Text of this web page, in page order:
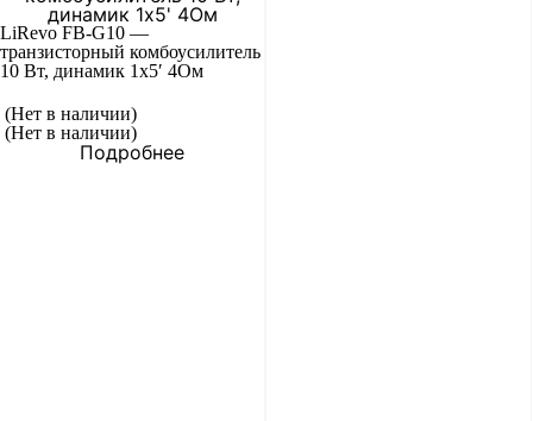
LiRevo FB-G10 —
транзисторный комбоусилитель
10 Вт, динамик 1х5′ 4Ом
(Нет в наличии)
(Нет в наличии)
Подробнее